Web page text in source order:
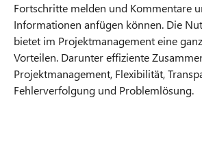
Fortschritte melden und Kommentare
Informationen anfügen können. Die
bietet im Projektmanagement eine
Vorteilen. Darunter effiziente
Projektmanagement, Flexibilität,
Fehlerverfolgung und Problemlösung.